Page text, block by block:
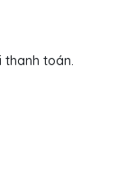
thanh toán.